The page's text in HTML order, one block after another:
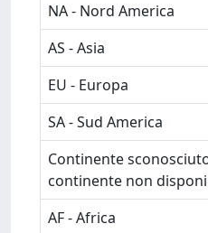
NA - Nord America
AS - Asia
EU - Europa
SA - Sud America
Continente
continente non
AF - Africa